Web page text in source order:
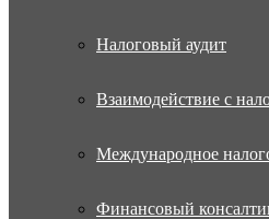
Налоговый аудит
Взаимодействие с
Международное
Финансовый